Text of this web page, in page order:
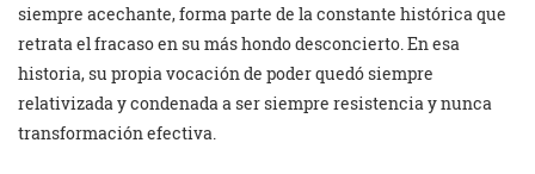
siempre acechante, forma parte de la constante histórica que
retrata el fracaso en su más hondo desconcierto. En esa
historia, su propia vocación de poder quedó siempre
relativizada y condenada a ser siempre resistencia y nunca
transformación efectiva.